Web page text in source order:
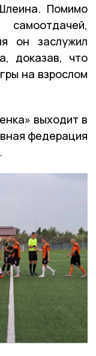
Помимо
он заслужил
доказав, что
на взрослом
выходит в
федерация